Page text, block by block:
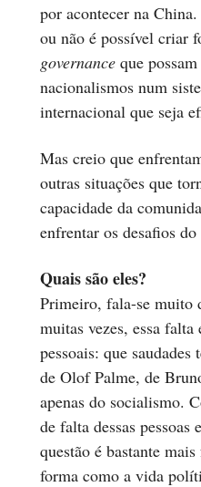
por acontecer na
ou não é possível criar
governance que
nacionalismos num
internacional que seja
Mas creio que
outras situações que
capacidade da
enfrentar os desafios
Quais são eles?
Primeiro, fala-se muito
muitas vezes, essa falta
pessoais: que
de Olof Palme, de
apenas do socialismo.
de falta dessas
questão é bastante
forma como a vida